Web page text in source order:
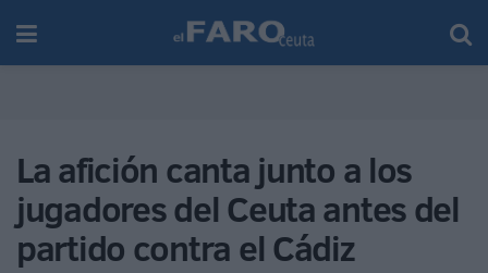
La afición canta junto a los
jugadores del Ceuta antes del
partido contra el Cádiz